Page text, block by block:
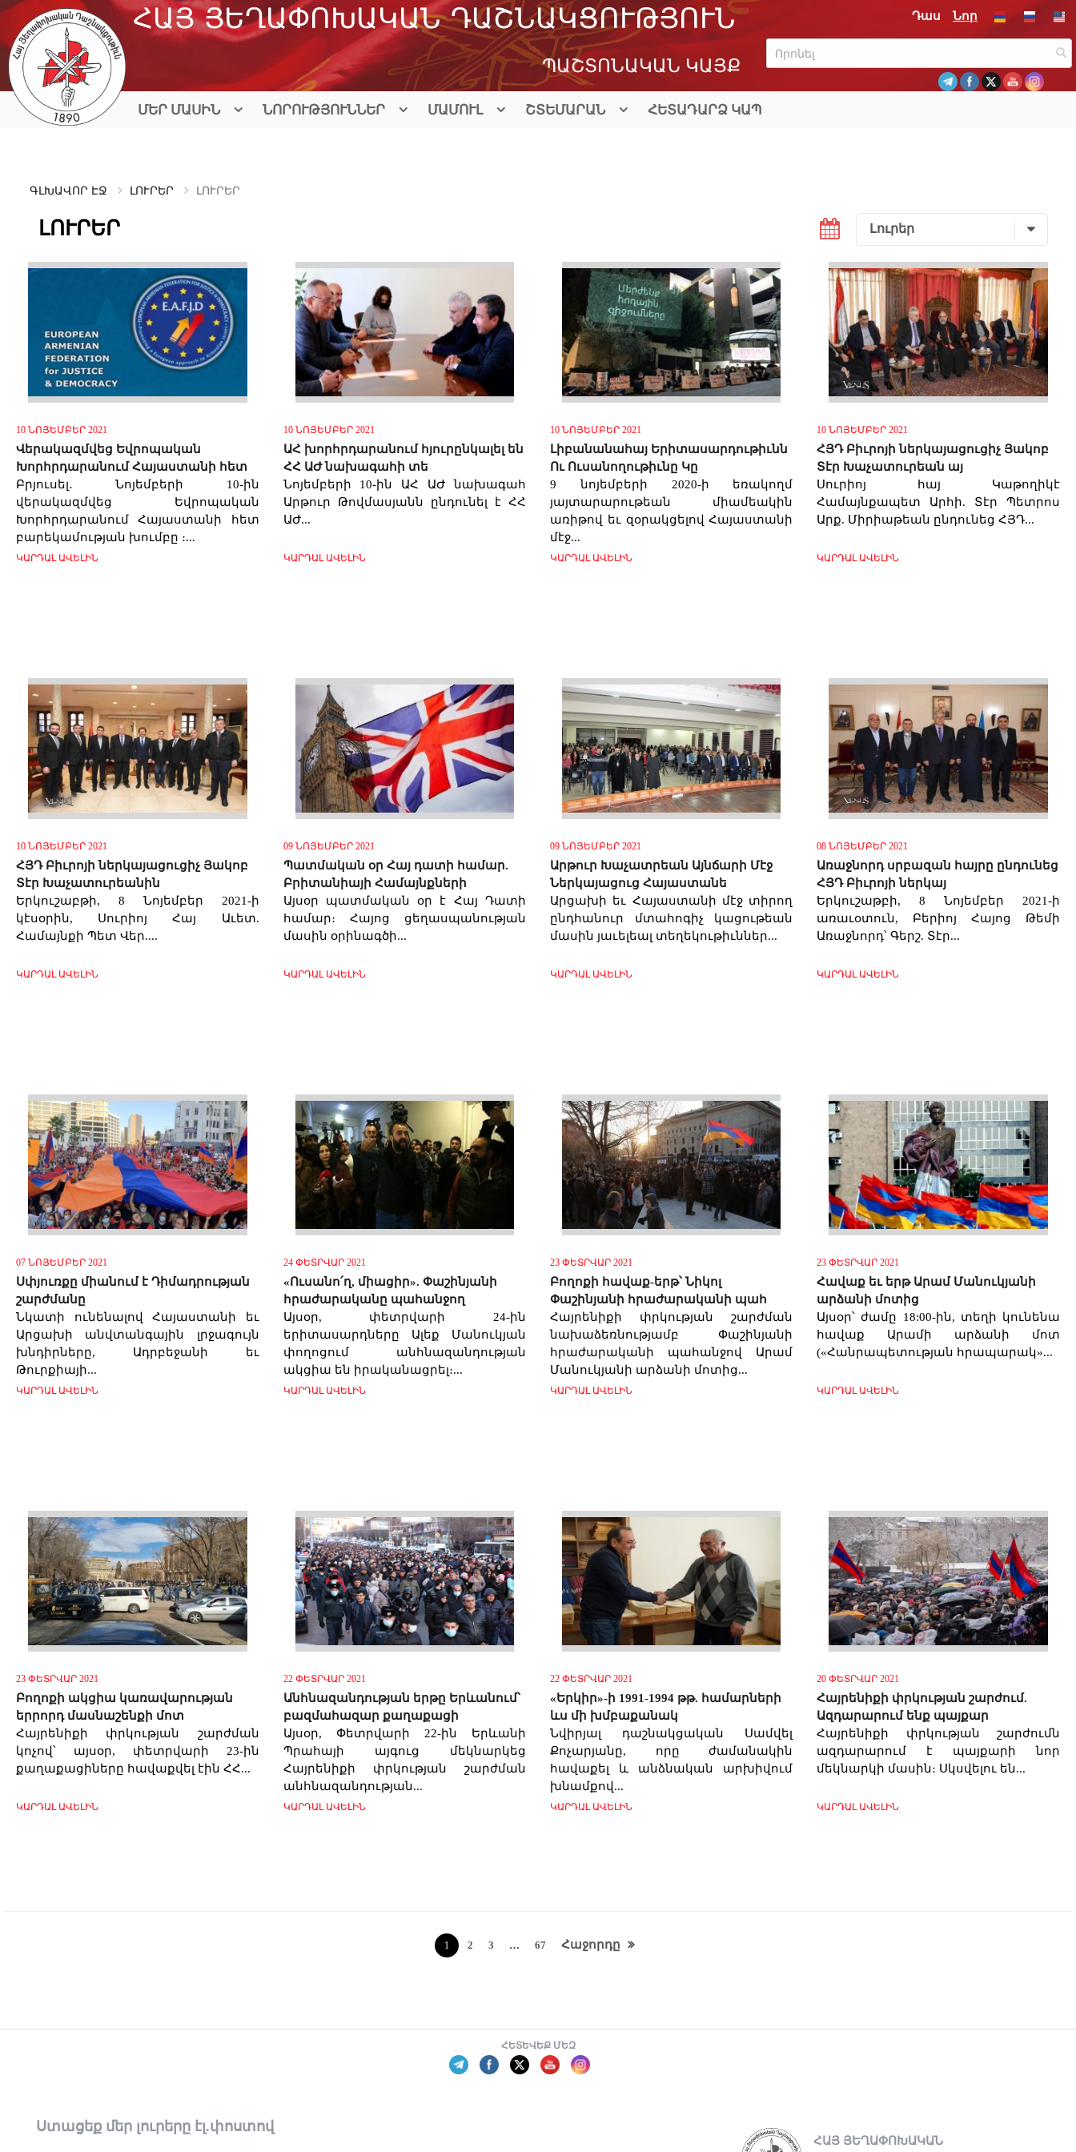
Skip
content
ՀԱՅ ՅԵՂԱՓՈԽԱԿԱՆ ԴԱՇՆԱԿՑՈՒԹՅՈՒՆ
ՊԱՇՏՈՆԱԿԱՆ ԿԱՅՔ
ՄԵՐ ՄԱՍԻՆ ՆՈՐՈՒԹՅՈՒՆՆԵՐ ՄԱՄՈՒԼ ՇՏԵՄԱՐԱՆ ՀԵՏԱԴԱՐՁ ԿԱՊ
Դաս Նոր
ԳԼԽԱՎՈՐ ԷՋ ԼՈՒՐԵՐ ԼՈՒՐԵՐ
ԼՈՒՐԵՐ Լուրեր
10 ՆՈՅԵՄԲԵՐ 2021
Վերակազմվեց Եվրոպական
Խորհրդարանում Հայաստանի հետ
Բրյուսել․ Նոյեմբերի 10-ին
վերակազմվեց Եվրոպական
Խորհրդարանում Հայաստանի հետ
բարեկամության խումբը ։...
ԿԱՐԴԱԼ ԱՎԵԼԻՆ
10 ՆՈՅԵՄԲԵՐ 2021
ԱՀ խորհրդարանում հյուրընկալել են
ՀՀ ԱԺ նախագահի տե
Նոյեմբերի 10-ին ԱՀ ԱԺ նախագահ
Արթուր Թովմասյանն ընդունել է ՀՀ
ԱԺ...
ԿԱՐԴԱԼ ԱՎԵԼԻՆ
10 ՆՈՅԵՄԲԵՐ 2021
Լիբանանահայ Երիտասարդութիւնն
Ու Ուսանողութիւնը Կը
9 նոյեմբերի 2020-ի եռակողմ
յայտարարութեան միամեակին
առիթով եւ զօրակցելով Հայաստանի
մէջ...
ԿԱՐԴԱԼ ԱՎԵԼԻՆ
10 ՆՈՅԵՄԲԵՐ 2021
ՀՅԴ Բիւրոյի ներկայացուցիչ Յակոբ
Տէր Խաչատուրեան այ
Սուրիոյ հայ Կաթողիկէ
Համայնքապետ Արհի. Տէր Պետրոս
Արք. Միրիաթեան ընդունեց ՀՅԴ...
ԿԱՐԴԱԼ ԱՎԵԼԻՆ
10 ՆՈՅԵՄԲԵՐ 2021
ՀՅԴ Բիւրոյի ներկայացուցիչ Յակոբ
Տէր Խաչատուրեանին
Երկուշաբթի, 8 Նոյեմբեր 2021-ի
կէսօրին, Սուրիոյ Հայ Աւետ.
Համայնքի Պետ Վեր....
ԿԱՐԴԱԼ ԱՎԵԼԻՆ
09 ՆՈՅԵՄԲԵՐ 2021
Պատմական օր Հայ դատի համար.
Բրիտանիայի Համայնքների
Այսօր պատմական օր է Հայ Դատի
համար։ Հայոց ցեղասպանության
մասին օրինագծի...
ԿԱՐԴԱԼ ԱՎԵԼԻՆ
09 ՆՈՅԵՄԲԵՐ 2021
Արթուր Խաչատրեան Այնճարի Մէջ
Ներկայացուց Հայաստանե
Արցախի եւ Հայաստանի մէջ տիրող
ընդհանուր մտահոգիչ կացութեան
մասին յաւելեալ տեղեկութիւններ...
ԿԱՐԴԱԼ ԱՎԵԼԻՆ
08 ՆՈՅԵՄԲԵՐ 2021
Առաջնորդ սրբազան հայրը ընդունեց
ՀՅԴ Բիւրոյի ներկայ
Երկուշաթբի, 8 Նոյեմբեր 2021-ի
առաւօտուն, Բերիոյ Հայոց Թեմի
Առաջնորդ՝ Գերշ. Տէր...
ԿԱՐԴԱԼ ԱՎԵԼԻՆ
07 ՆՈՅԵՄԲԵՐ 2021
Սփյուռքը միանում է Դիմադրության
շարժմանը
Նկատի ունենալով Հայաստանի եւ
Արցախի անվտանգային լրջագույն
խնդիրները, Ադրբեջանի եւ
Թուրքիայի...
ԿԱՐԴԱԼ ԱՎԵԼԻՆ
24 ՓԵՏՐՎԱՐ 2021
«Ուսանո՛ղ, միացիր». Փաշինյանի
հրաժարականը պահանջող
Այսօր, փետրվարի 24-ին
երիտասարդները Ալեք Մանուկյան
փողոցում անհնազանդության
ակցիա են իրականացրել։...
ԿԱՐԴԱԼ ԱՎԵԼԻՆ
23 ՓԵՏՐՎԱՐ 2021
Բողոքի հավաք-երթ՝ Նիկոլ
Փաշինյանի հրաժարականի պահ
Հայրենիքի փրկության շարժման
նախաձեռնությամբ Փաշինյանի
հրաժարականի պահանջով Արամ
Մանուկյանի արձանի մոտից...
ԿԱՐԴԱԼ ԱՎԵԼԻՆ
23 ՓԵՏՐՎԱՐ 2021
Հավաք եւ երթ Արամ Մանուկյանի
արձանի մոտից
Այսօր՝ ժամը 18:00-ին, տեղի կունենա
հավաք Արամի արձանի մոտ
(«Հանրապետության հրապարակ»...
ԿԱՐԴԱԼ ԱՎԵԼԻՆ
23 ՓԵՏՐՎԱՐ 2021
Բողոքի ակցիա կառավարության
երրորդ մասնաշենքի մոտ
Հայրենիքի փրկության շարժման
կոչով՝ այսօր, փետրվարի 23-ին
քաղաքացիները հավաքվել էին ՀՀ...
ԿԱՐԴԱԼ ԱՎԵԼԻՆ
22 ՓԵՏՐՎԱՐ 2021
Անհնազանդության երթը Երևանում՝
բազմահազար քաղաքացի
Այսօր, Փետրվարի 22-ին Երևանի
Պրահայի այգուց մեկնարկեց
Հայրենիքի փրկության շարժման
անհնազանդության...
ԿԱՐԴԱԼ ԱՎԵԼԻՆ
22 ՓԵՏՐՎԱՐ 2021
«Երկիր»-ի 1991-1994 թթ. համարների
ևս մի խմբաքանակ
Նվիրյալ դաշնակցական Սամվել
Քոչարյանը, որը ժամանակին
հավաքել և անձնական արխիվում
խնամքով...
ԿԱՐԴԱԼ ԱՎԵԼԻՆ
20 ՓԵՏՐՎԱՐ 2021
Հայրենիքի փրկության շարժում.
Ազդարարում ենք պայքար
Հայրենիքի փրկության շարժումն
ազդարարում է պայքարի նոր
մեկնարկի մասին։ Սկսվելու են...
ԿԱՐԴԱԼ ԱՎԵԼԻՆ
1 2 3 … 67 Հաջորդը
ՀԵՏԵՎԵՔ ՄԵԶ
Ստացեք մեր լուրերը էլ.փոստով
ՀԱՅ ՅԵՂԱՓՈԽԱԿԱՆ